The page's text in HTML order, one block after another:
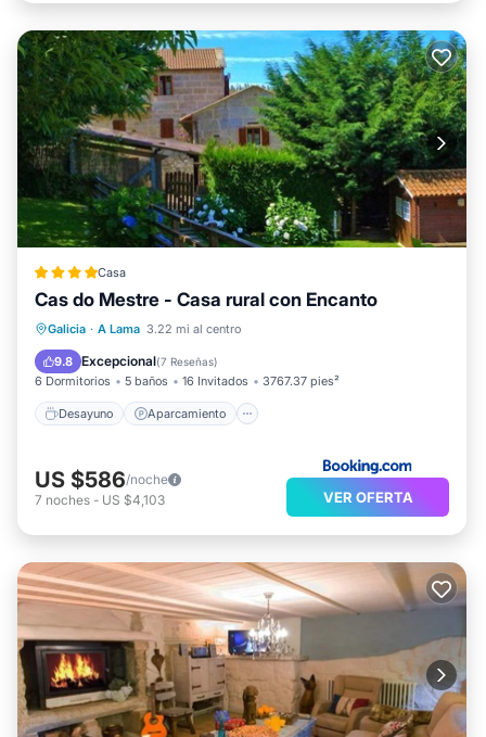
Casa
Cas do Mestre - Casa rural con Encanto
Galicia · A Lama 3.22 mi al centro
9.8 Excepcional(7 Reseñas)
6 Dormitorios 5 baños 16 Invitados 3767.37 pies²
Desayuno Aparcamiento
Desayuno Aparcamiento
Balcón/Terraza
US $586/noche
7 noches - US $4,103 VER OFERTA